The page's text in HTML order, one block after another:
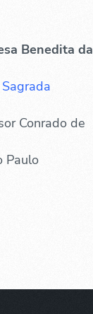
Benedita da
Conrado de
Paulo